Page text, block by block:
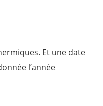
Et une date
l’année